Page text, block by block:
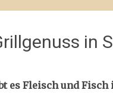
in
es Fleisch und